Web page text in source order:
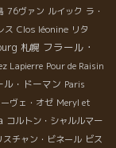
76ヴァン ルイック ラ・
ス Clos léonine リタ
札幌 フラール・
Lapierre Pour de Raisin
ル・ドーマン Paris
ヴェ・オゼ Meryl et
コルトン・シャルルマー
スチャン・ビネール ビス